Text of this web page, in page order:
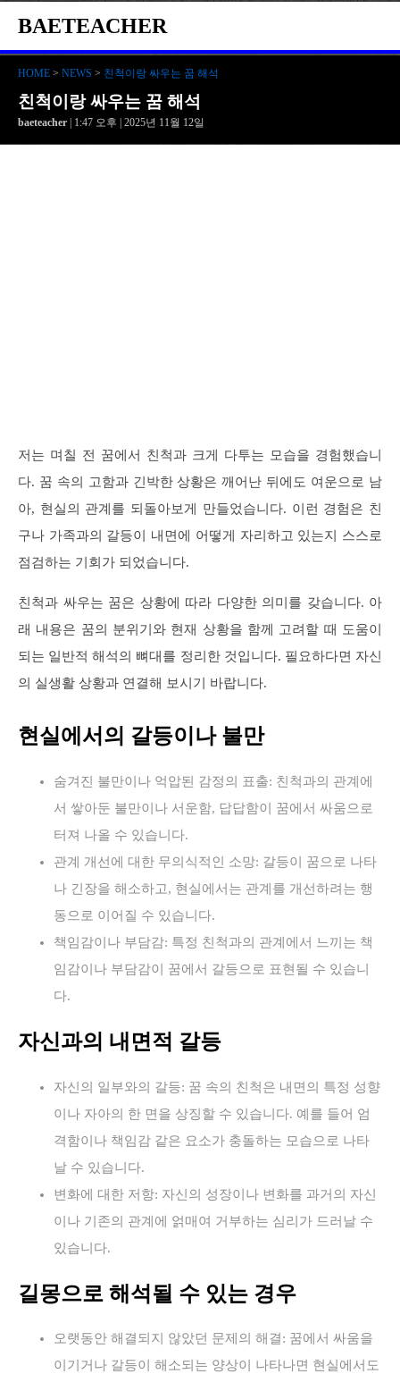
BAETEACHER
HOME > NEWS > 친척이랑 싸우는 꿈 해석
친척이랑 싸우는 꿈 해석
baeteacher | 1:47 오후 | 2025년 11월 12일
저는 며칠 전 꿈에서 친척과 크게 다투는 모습을 경험했습니
다. 꿈 속의 고함과 긴박한 상황은 깨어난 뒤에도 여운으로 남
아, 현실의 관계를 되돌아보게 만들었습니다. 이런 경험은 친
구나 가족과의 갈등이 내면에 어떻게 자리하고 있는지 스스로
점검하는 기회가 되었습니다.
친척과 싸우는 꿈은 상황에 따라 다양한 의미를 갖습니다. 아
래 내용은 꿈의 분위기와 현재 상황을 함께 고려할 때 도움이
되는 일반적 해석의 뼈대를 정리한 것입니다. 필요하다면 자신
의 실생활 상황과 연결해 보시기 바랍니다.
현실에서의 갈등이나 불만
숨겨진 불만이나 억압된 감정의 표출: 친척과의 관계에
서 쌓아둔 불만이나 서운함, 답답함이 꿈에서 싸움으로
터져 나올 수 있습니다.
관계 개선에 대한 무의식적인 소망: 갈등이 꿈으로 나타
나 긴장을 해소하고, 현실에서는 관계를 개선하려는 행
동으로 이어질 수 있습니다.
책임감이나 부담감: 특정 친척과의 관계에서 느끼는 책
임감이나 부담감이 꿈에서 갈등으로 표현될 수 있습니
다.
자신과의 내면적 갈등
자신의 일부와의 갈등: 꿈 속의 친척은 내면의 특정 성향
이나 자아의 한 면을 상징할 수 있습니다. 예를 들어 엄
격함이나 책임감 같은 요소가 충돌하는 모습으로 나타
날 수 있습니다.
변화에 대한 저항: 자신의 성장이나 변화를 과거의 자신
이나 기존의 관계에 얽매여 거부하는 심리가 드러날 수
있습니다.
길몽으로 해석될 수 있는 경우
오랫동안 해결되지 않았던 문제의 해결: 꿈에서 싸움을
이기거나 갈등이 해소되는 양상이 나타나면 현실에서도